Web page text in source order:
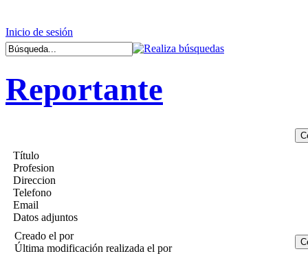
Inicio de sesión
Reportante
Título
Profesion
Direccion
Telefono
Email
Datos adjuntos
Creado el por
Última modificación realizada el por